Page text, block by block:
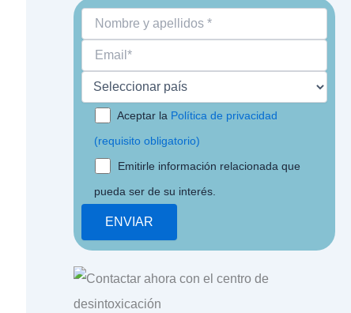
Aceptar la Política de privacidad
(requisito obligatorio)
Emitirle información relacionada que
pueda ser de su interés.